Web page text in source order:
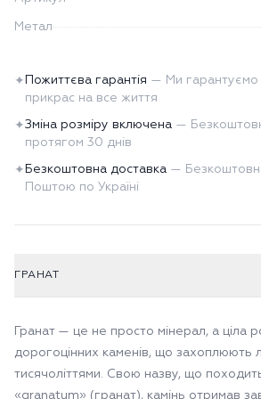
Метал
✦ Пожиттєва гарантія — Ми гарантуємо
прикрас на все життя
✦Зміна розміру включена —
протягом 30 днів
✦ Безкоштовна доставка —
Поштою по Україні
ГРАНАТ
Гранат — це не просто мінерал, а ціла
дорогоцінних каменів, що захоплюють
тисячоліттями. Свою назву, що
«granatum» (гранат), камінь отримав